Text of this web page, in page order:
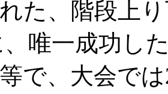
た、階段上
、唯一成功し
で、大会で